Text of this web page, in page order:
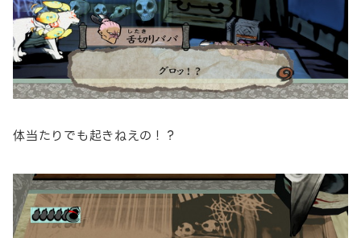
体当たりでも起きねえの！？